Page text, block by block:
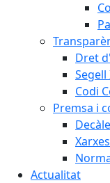
Dret
Codi
Premsa i
Actualitat